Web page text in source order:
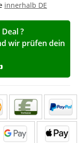
innerhalb DE
?
wir prüfen dein